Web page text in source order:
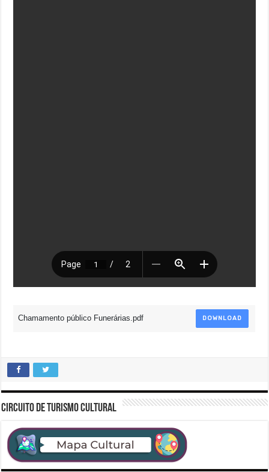
Chamamento público Funerárias.pdf DOWNLOAD
CIRCUITO DE TURISMO CULTURAL